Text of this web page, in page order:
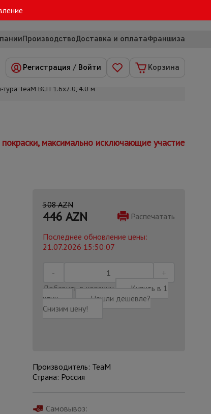
ПроизводствоДоставка и оплатаФраншиза
Регистрация / Войти Корзина
TeaM ВСП 1.6х2.0, 4.0 м
максимально исключающие участие
508 AZN
446 AZN
Распечатать
Последнее обновление цены:
21.07.2026 15:50:07
Добавить в корзину
Купить в 1
клик
Нашли дешевле?
Снизим цену!
Производитель: TeaM
Страна: Россия
Самовывоз: